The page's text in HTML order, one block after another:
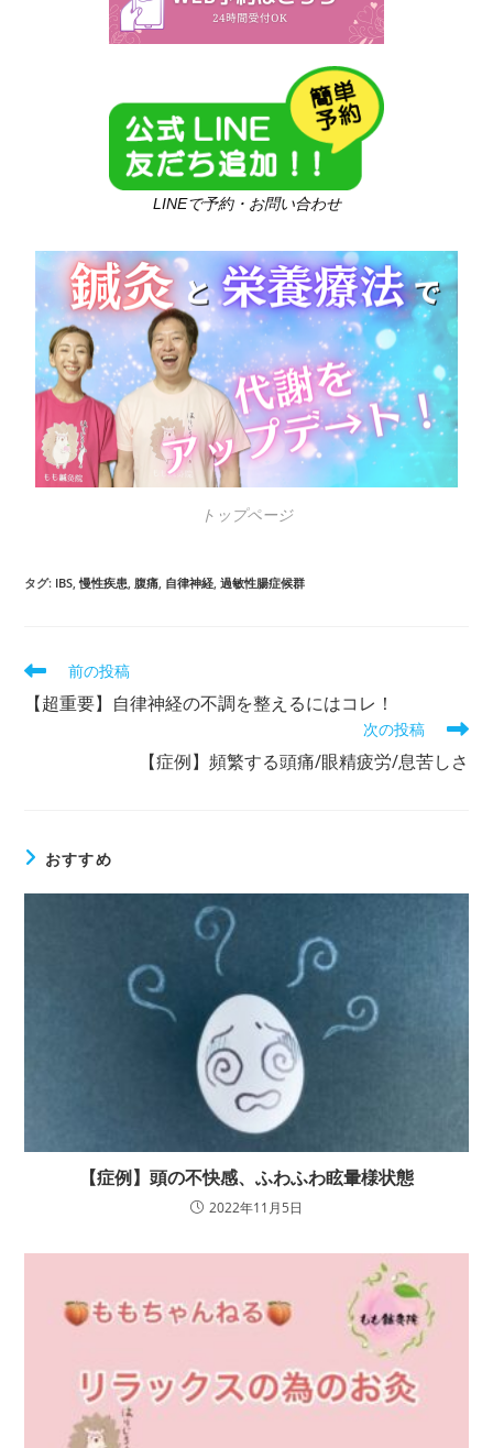
LINEで予約・お問い合わせ
トップページ
タグ: IBS, 慢性疾患, 腹痛, 自律神経, 過敏性腸症候群
前の投稿
【超重要】自律神経の不調を整えるにはコレ！
次の投稿
【症例】頻繁する頭痛/眼精疲労/息苦しさ
おすすめ
【症例】頭の不快感、ふわふわ眩暈様状態
2022年11月5日